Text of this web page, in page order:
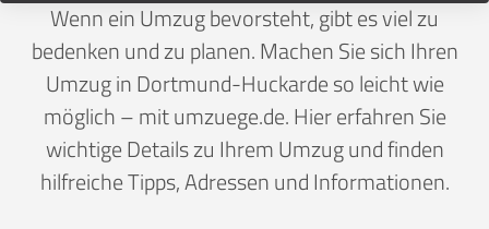
Wenn ein Umzug bevorsteht, gibt es viel zu
bedenken und zu planen. Machen Sie sich Ihren
Umzug in Dortmund-Huckarde so leicht wie
möglich – mit umzuege.de. Hier erfahren Sie
wichtige Details zu Ihrem Umzug und finden
hilfreiche Tipps, Adressen und Informationen.